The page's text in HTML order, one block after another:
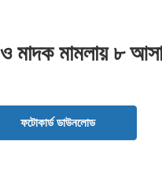
মাদক মামলায় ৮
ফটোকার্ড ডাউনলোড